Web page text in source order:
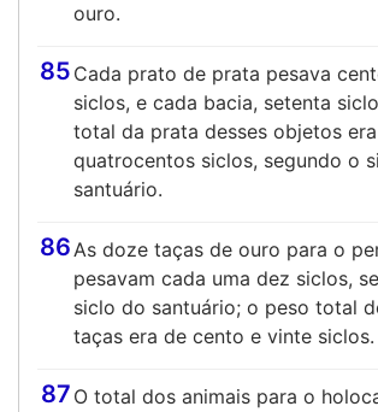
ouro.
85 Cada prato de prata pesava
siclos, e cada bacia, setenta
total da prata desses objetos
quatrocentos siclos, segundo o
santuário.
86As doze taças de ouro para o
pesavam cada uma dez siclos,
siclo do santuário; o peso total
taças era de cento e vinte siclos.
87 O total dos animais para o